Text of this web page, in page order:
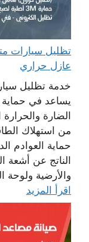
عازل حراري
خدمة تظليل
يساعد في
الضارة والحرارة
من استهلاك
حماية العوادم
الناتج عن
والأرضية ولوحة
اقرأ المزيد